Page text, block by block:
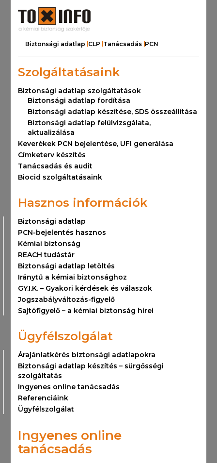
Biztonsági adatlap CLP Tanácsadás PCN
Szolgáltatásaink
Biztonsági adatlap szolgáltatások
Biztonsági adatlap fordítása
Biztonsági adatlap készítése, SDS összeállítása
Biztonsági adatlap felülvizsgálata,
aktualizálása
Keverékek PCN bejelentése, UFI generálása
Címketerv készítés
Tanácsadás és audit
Biocid szolgáltatásaink
Hasznos információk
Biztonsági adatlap
PCN-bejelentés hasznos
Kémiai biztonság
REACH tudástár
Biztonsági adatlap letöltés
Iránytű a kémiai biztonsághoz
GY.I.K. – Gyakori kérdések és válaszok
Jogszabályváltozás-figyelő
Sajtófigyelő – a kémiai biztonság hírei
Ügyfélszolgálat
Árajánlatkérés biztonsági adatlapokra
Biztonsági adatlap készítés – sürgősségi
szolgáltatás
Ingyenes online tanácsadás
Referenciáink
Ügyfélszolgálat
Ingyenes online
tanácsadás